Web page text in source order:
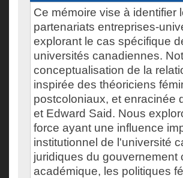
Ce mémoire vise à identifier
partenariats entreprises-
explorant le cas spécifique
universités canadiennes.
conceptualisation de la
inspirée des théoriciens
postcoloniaux, et enracinée
et Edward Said. Nous
force ayant une influence
institutionnel de l'université
juridiques du gouvernement
académique, les politiques